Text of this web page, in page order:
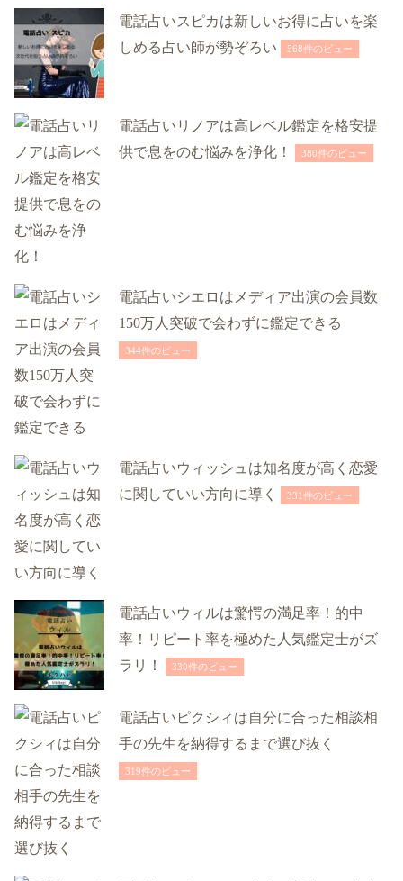
電話占いスピカは新しいお得に占いを楽
しめる占い師が勢ぞろい
568件のビュー
電話占いリノアは高レベル鑑定を格安提
供で息をのむ悩みを浄化！
380件のビュー
電話占いシエロはメディア出演の会員数
150万人突破で会わずに鑑定できる
344件のビュー
電話占いウィッシュは知名度が高く恋愛
に関していい方向に導く
331件のビュー
電話占いウィルは驚愕の満足率！的中
率！リピート率を極めた人気鑑定士がズ
ラリ！
330件のビュー
電話占いピクシィは自分に合った相談相
手の先生を納得するまで選び抜く
319件のビュー